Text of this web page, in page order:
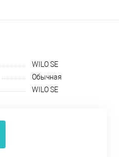
WILO SE
Обычная
WILO SE